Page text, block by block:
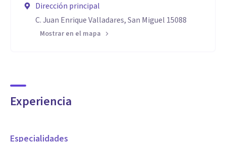
Dirección principal
C. Juan Enrique Valladares, San Miguel 15088
Mostrar en el mapa
Experiencia
Especialidades